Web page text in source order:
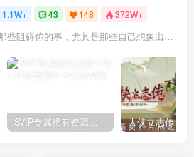
1.1W+ 43 148 372W+
不要去想那些阻碍你的事，尤其是那些自己想象出来的事
SVIP专属稀有资源下载 – 持续更新中